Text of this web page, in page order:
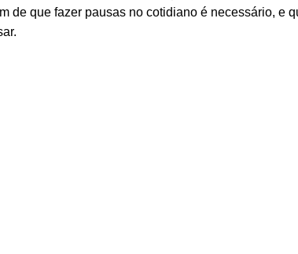
de que fazer pausas no cotidiano é necessário, e